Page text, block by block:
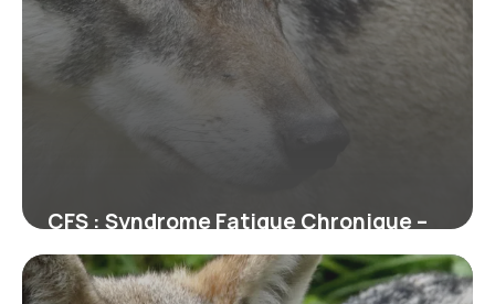
CFS : Syndrome Fatigue Chronique –
Guide
29 juin 2026